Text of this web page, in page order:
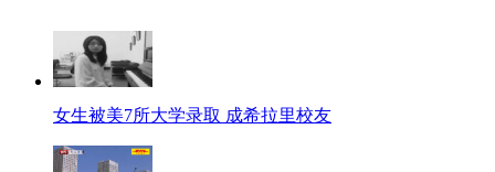
女生被美7所大学录取 成希拉里校友